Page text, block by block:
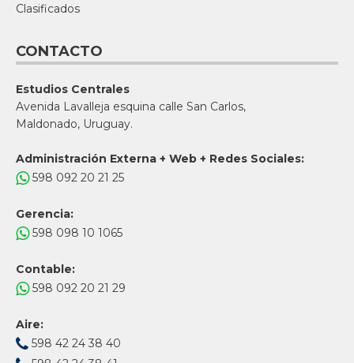
Clasificados
CONTACTO
Estudios Centrales
Avenida Lavalleja esquina calle San Carlos,
Maldonado, Uruguay.
Administración Externa + Web + Redes Sociales:
598 092 20 21 25
Gerencia:
598 098 10 1065
Contable:
598 092 20 21 29
Aire:
598 42 24 38 40